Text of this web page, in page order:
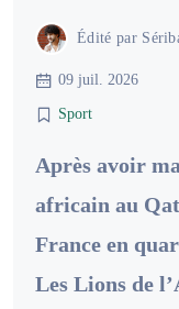
Édité par
09 juil. 2026
Sport
Après avoir
africain au
France en
Les Lions de